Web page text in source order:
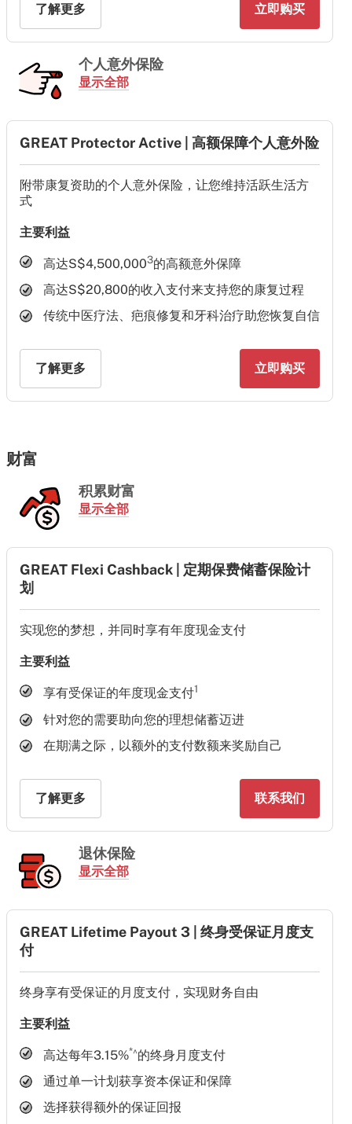
了解更多 立即购买
个人意外保险
显示全部
GREAT Protector Active | 高额保障个人意外险
附带康复资助的个人意外保险，让您维持活跃生活方
式
主要利益
高达S$4,500,0003的高额意外保障
高达S$20,800的收入支付来支持您的康复过程
传统中医疗法、疤痕修复和牙科治疗助您恢复自信
了解更多 立即购买
财富
积累财富
显示全部
GREAT Flexi Cashback | 定期保费储蓄保险计
划
实现您的梦想，并同时享有年度现金支付
主要利益
享有受保证的年度现金支付1
针对您的需要助向您的理想储蓄迈进
在期满之际，以额外的支付数额来奖励自己
了解更多 联系我们
退休保险
显示全部
GREAT Lifetime Payout 3 | 终身受保证月度支
付
终身享有受保证的月度支付，实现财务自由
主要利益
高达每年3.15%*^的终身月度支付
通过单一计划获享资本保证和保障
选择获得额外的保证回报